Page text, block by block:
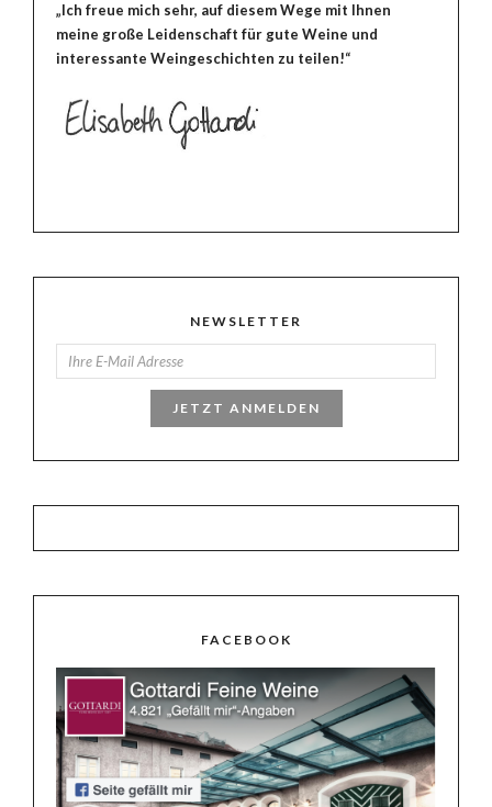
„Ich freue mich sehr, auf diesem Wege mit Ihnen
meine große Leidenschaft für gute Weine und
interessante Weingeschichten zu teilen!“
NEWSLETTER
JETZT ANMELDEN
FACEBOOK